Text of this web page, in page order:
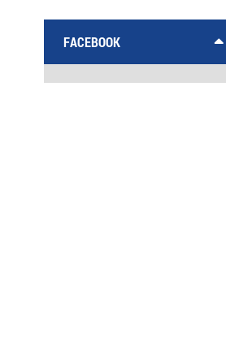
FACEBOOK